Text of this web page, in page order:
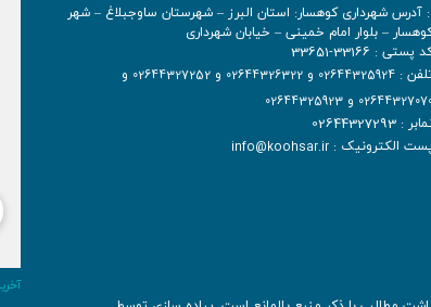
آخرین
آدرس شهرداری کوهسار: استان البرز – شهرستان ساوجبلاغ – شهر
– بلوار امام خمینی – خیابان شهرداری
پستی : 33166-33651
تلفن : 02644325924 و 02644326322 و 02644327252 و
و 02644325923
: 02644327293
پست الکترونیک : info@koohsar.ir